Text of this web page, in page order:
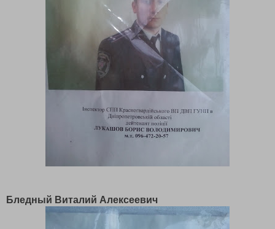
Бледный Виталий Алексеевич